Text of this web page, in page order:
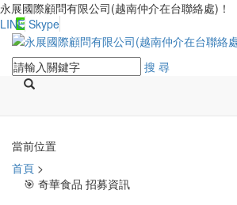
永展國際顧問有限公司(越南仲介在台聯絡處)！
LINE Skype
搜 尋
當前位置
首頁 >
🎯 奇華食品 招募資訊